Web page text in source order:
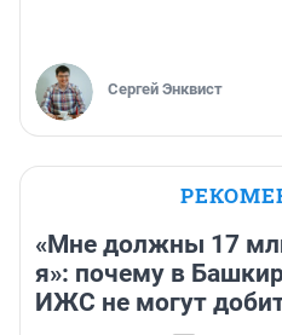
Сергей Энквист
«Мне должны 17
я»: почему в
ИЖС не могут